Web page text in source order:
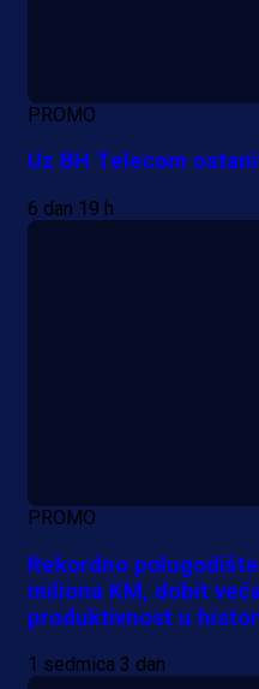
PROMO
Uz BH Telecom
6 dan 19 h
PROMO
Rekordno
miliona KM, dobit
produktivnost u
1 sedmica 3 dan